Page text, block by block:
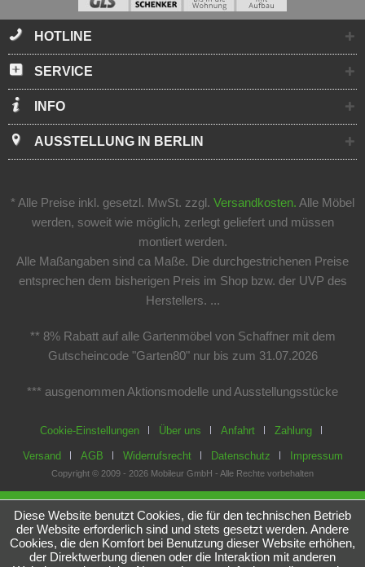
HOTLINE
SERVICE
INFO
AUSSTELLUNG IN BERLIN
* Alle Preise inkl. gesetzl. MwSt. zzgl. Versandkosten. Alle Möbel
werden, soweit wie möglich, zerlegt geliefert und müssen
montiert werden.
Alle Maßangaben sind ca Maße. Die durchgestrichenen Preise
entsprechen dem bisherigen Preis im Shop bzw. der UVP des
Herstellers. ...
** 8% Rabatt auf alle Gartenmöbel von Schaffner mit dem
Gutscheincode "Garten80" nur bis zum 31.07.2026
*** ausgenommen Aktionsmodelle und Ausstellungsstücke
Cookie-Einstellungen Über uns Anfahrt Zahlung
Versand AGB Widerrufsrecht Datenschutz Impressum
Copyright © 2009 - 2026 Mobileur GmbH - Alle Rechte vorbehalten
Diese Website benutzt Cookies, die für den technischen Betrieb
der Website erforderlich sind und stets gesetzt werden. Andere
Cookies, die den Komfort bei Benutzung dieser Website erhöhen,
der Direktwerbung dienen oder die Interaktion mit anderen